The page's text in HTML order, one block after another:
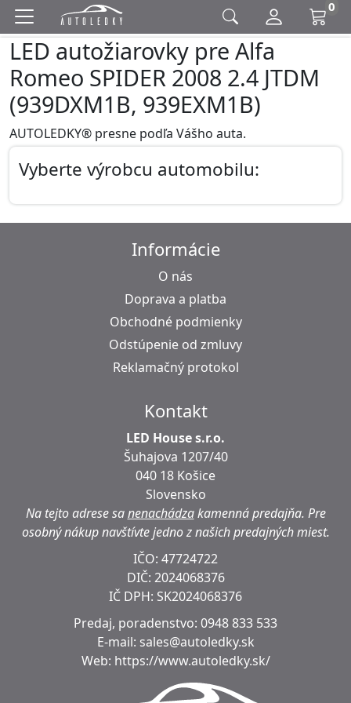
0
LED autožiarovky pre Alfa
Romeo SPIDER 2008 2.4 JTDM
(939DXM1B, 939EXM1B)
AUTOLEDKY® presne podľa Vášho auta.
Vyberte výrobcu automobilu:
Informácie
O nás
Doprava a platba
Obchodné podmienky
Odstúpenie od zmluvy
Reklamačný protokol
Kontakt
LED House s.r.o.
Šuhajova 1207/40
040 18 Košice
Slovensko
Na tejto adrese sanenachádzakamenná predajňa. Pre
osobný nákup navštívte jedno z našich predajných miest.
IČO: 47724722
DIČ: 2024068376
IČ DPH: SK2024068376
Predaj, poradenstvo: 0948 833 533
E-mail: sales@autoledky.sk
Web: https://www.autoledky.sk/